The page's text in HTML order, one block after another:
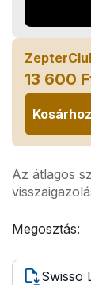
13 600
Az átlagos
Megosztás:
Swisso